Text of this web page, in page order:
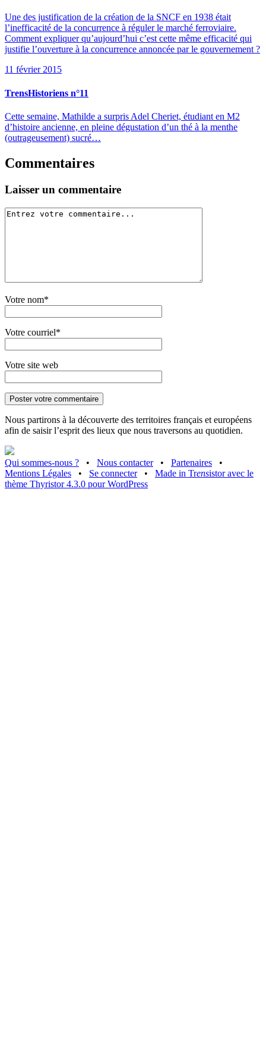
Une des justification de la création de la SNCF en 1938 était
l’inefficacité de la concurrence à réguler le marché ferroviaire.
Comment expliquer qu’aujourd’hui c’est cette même efficacité qui
justifie l’ouverture à la concurrence annoncée par le gouvernement ?
11 février 2015
TrensHistoriens n°11
Cette semaine, Mathilde a surpris Adel Cheriet, étudiant en M2
d’histoire ancienne, en pleine dégustation d’un thé à la menthe
(outrageusement) sucré…
Commentaires
Laisser un commentaire
Votre nom*
Votre courriel*
Votre site web
Nous partirons à la découverte des territoires français et européens
afin de saisir l’esprit des lieux que nous traversons au quotidien.
Qui sommes-nous ? • Nous contacter • Partenaires
•
Mentions Légales
• Se connecter • Made in Trensistor avec le
thème Thyristor 4.3.0 pour WordPress